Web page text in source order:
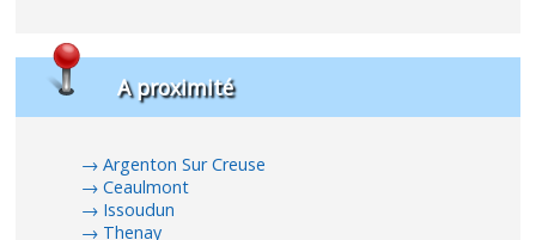
A proximité
Argenton Sur Creuse
Ceaulmont
Issoudun
Thenay